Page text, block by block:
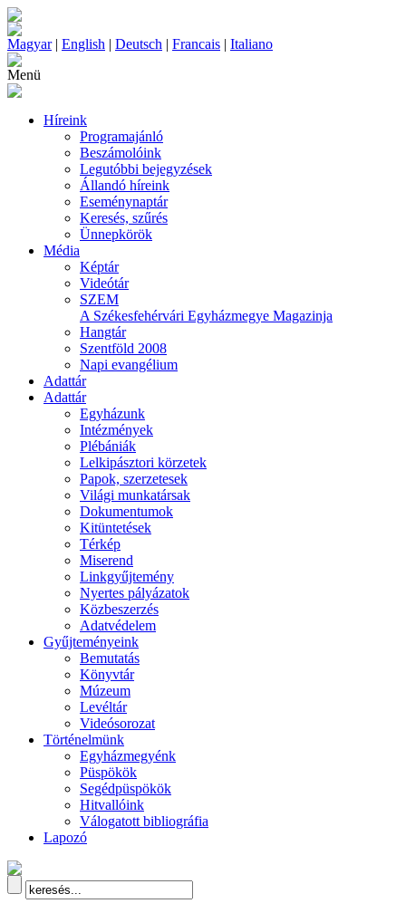
Magyar| English | Deutsch | Francais | Italiano
Menü
Híreink
Programajánló
Beszámolóink
Legutóbbi bejegyzések
Állandó híreink
Eseménynaptár
Keresés, szűrés
Ünnepkörök
Média
Képtár
Videótár
SZEM
A Székesfehérvári Egyházmegye Magazinja
Hangtár
Szentföld 2008
Napi evangélium
Adattár
Adattár
Egyházunk
Intézmények
Plébániák
Lelkipásztori körzetek
Papok, szerzetesek
Világi munkatársak
Dokumentumok
Kitüntetések
Térkép
Miserend
Linkgyűjtemény
Nyertes pályázatok
Közbeszerzés
Adatvédelem
Gyűjteményeink
Bemutatás
Könyvtár
Múzeum
Levéltár
Videósorozat
Történelmünk
Egyházmegyénk
Püspökök
Segédpüspökök
Hitvallóink
Válogatott bibliográfia
Lapozó